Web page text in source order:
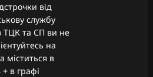
від
службу
ТЦК та СП ви не
на
міститься в
в графі